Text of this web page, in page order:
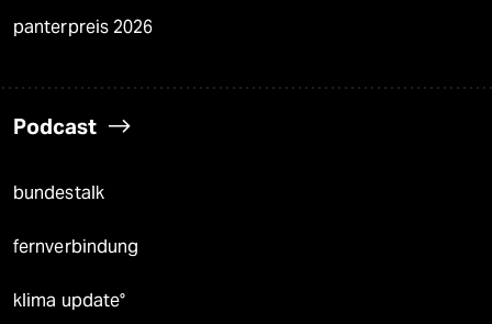
panterpreis 2026
Podcast
bundestalk
fernverbindung
klima update°